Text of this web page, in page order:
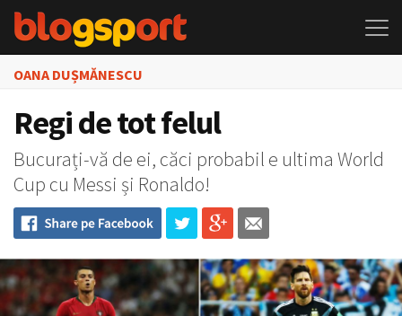
OANA DUȘMĂNESCU
Regi de tot felul
Bucurați-⁠vă de ei, căci probabil e ultima World
Cup cu Messi și Ronaldo!